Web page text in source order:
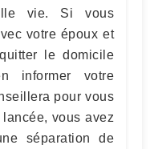
vie. Si vous
votre époux et
le domicile
informer votre
pour vous
vous avez
séparation de